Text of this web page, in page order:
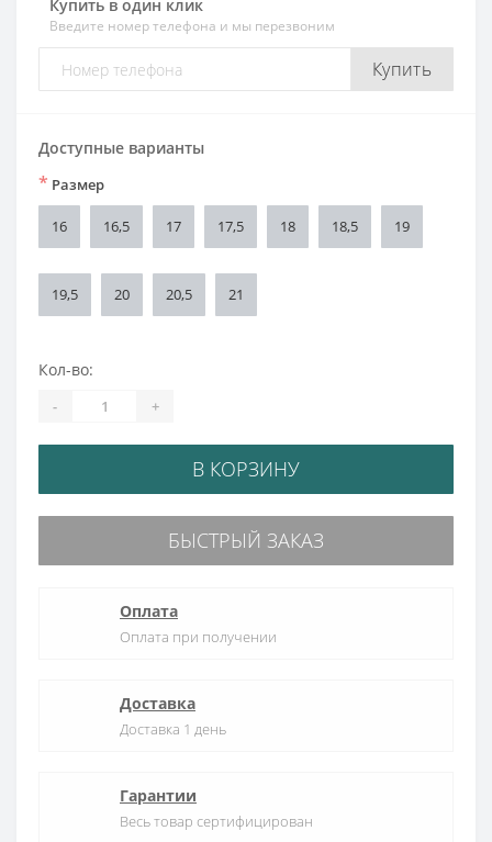
Купить в один клик
Введите номер телефона и мы перезвоним
Купить
Доступные варианты
* Размер
16 16,5 17 17,5 18 18,5 19
19,5 20 20,5 21
Кол-во:
- +
В КОРЗИНУ
БЫСТРЫЙ ЗАКАЗ
Оплата
Оплата при получении
Доставка
Доставка 1 день
Гарантии
Весь товар сертифицирован